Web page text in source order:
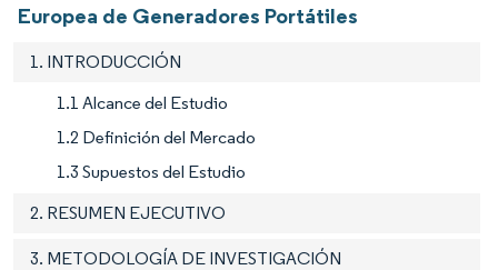
Europea de Generadores Portátiles
1. INTRODUCCIÓN
1.1 Alcance del Estudio
1.2 Definición del Mercado
1.3 Supuestos del Estudio
2. RESUMEN EJECUTIVO
3. METODOLOGÍA DE INVESTIGACIÓN